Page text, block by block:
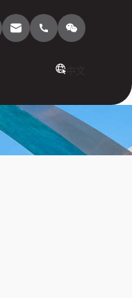
中文